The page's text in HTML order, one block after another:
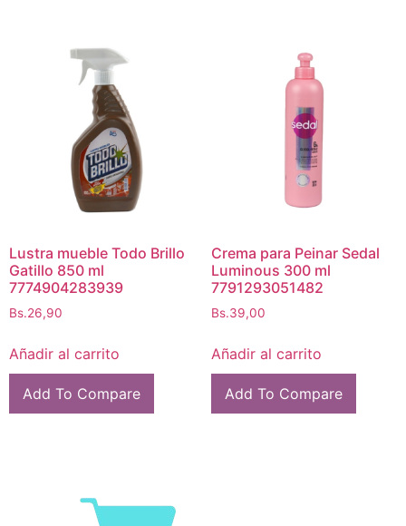
Lustra mueble Todo Brillo
Gatillo 850 ml
7774904283939
Bs.26,90
Añadir al carrito
Add To Compare
Crema para Peinar Sedal
Luminous 300 ml
7791293051482
Bs.39,00
Añadir al carrito
Add To Compare